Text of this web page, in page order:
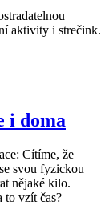
aktivity i strečink.
i doma
Cítíme, že
svou fyzickou
nějaké kilo.
to vzít čas?